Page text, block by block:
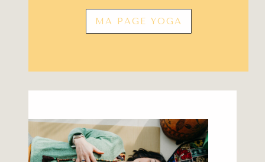
MA PAGE YOGA